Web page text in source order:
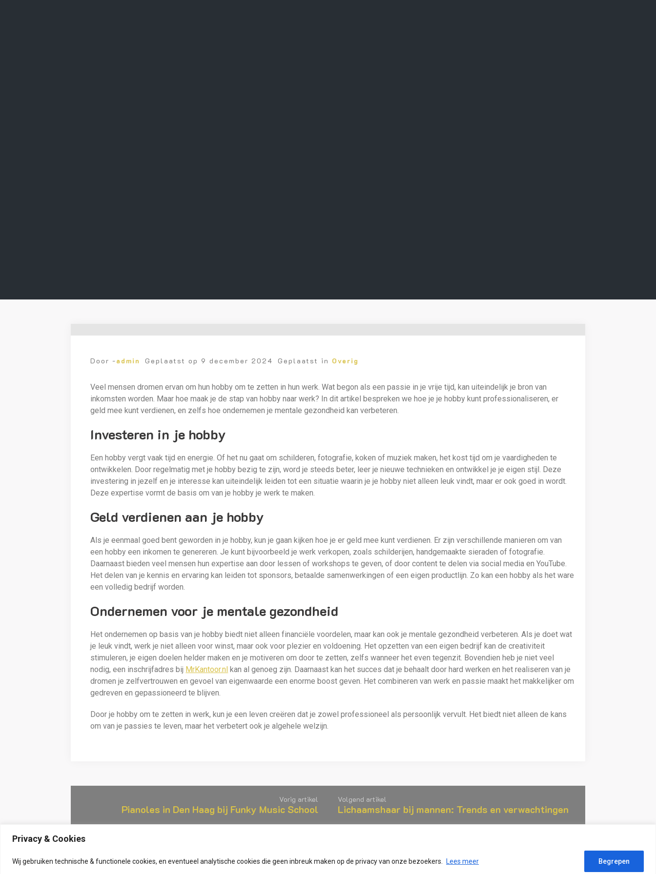
Privacy & Cookies
Wij gebruiken technische & functionele cookies, en eventueel analytische cookies die geen inbreuk maken op de privacy van onze bezoekers. Lees meer Begrepen
Door -admin Geplaatst op 9 december 2024 Geplaatst in Overig
Veel mensen dromen ervan om hun hobby om te zetten in hun werk. Wat begon als een passie in je vrije tijd, kan uiteindelijk je bron van
inkomsten worden. Maar hoe maak je de stap van hobby naar werk? In dit artikel bespreken we hoe je je hobby kunt professionaliseren, er
geld mee kunt verdienen, en zelfs hoe ondernemen je mentale gezondheid kan verbeteren.
Investeren in je hobby
Een hobby vergt vaak tijd en energie. Of het nu gaat om schilderen, fotografie, koken of muziek maken, het kost tijd om je vaardigheden te
ontwikkelen. Door regelmatig met je hobby bezig te zijn, word je steeds beter, leer je nieuwe technieken en ontwikkel je je eigen stijl. Deze
investering in jezelf en je interesse kan uiteindelijk leiden tot een situatie waarin je je hobby niet alleen leuk vindt, maar er ook goed in wordt.
Deze expertise vormt de basis om van je hobby je werk te maken.
Geld verdienen aan je hobby
Als je eenmaal goed bent geworden in je hobby, kun je gaan kijken hoe je er geld mee kunt verdienen. Er zijn verschillende manieren om van
een hobby een inkomen te genereren. Je kunt bijvoorbeeld je werk verkopen, zoals schilderijen, handgemaakte sieraden of fotografie.
Daarnaast bieden veel mensen hun expertise aan door lessen of workshops te geven, of door content te delen via social media en YouTube.
Het delen van je kennis en ervaring kan leiden tot sponsors, betaalde samenwerkingen of een eigen productlijn. Zo kan een hobby als het ware
een volledig bedrijf worden.
Ondernemen voor je mentale gezondheid
Het ondernemen op basis van je hobby biedt niet alleen financiële voordelen, maar kan ook je mentale gezondheid verbeteren. Als je doet wat
je leuk vindt, werk je niet alleen voor winst, maar ook voor plezier en voldoening. Het opzetten van een eigen bedrijf kan de creativiteit
stimuleren, je eigen doelen helder maken en je motiveren om door te zetten, zelfs wanneer het even tegenzit. Bovendien heb je niet veel
nodig, een inschrijfadres bij MrKantoor.nl kan al genoeg zijn. Daarnaast kan het succes dat je behaalt door hard werken en het realiseren van je
dromen je zelfvertrouwen en gevoel van eigenwaarde een enorme boost geven. Het combineren van werk en passie maakt het makkelijker om
gedreven en gepassioneerd te blijven.
Door je hobby om te zetten in werk, kun je een leven creëren dat je zowel professioneel als persoonlijk vervult. Het biedt niet alleen de kans
om van je passies te leven, maar het verbetert ook je algehele welzijn.
Vorig artikel
Pianoles in Den Haag bij Funky Music School
Volgend artikel
Lichaamshaar bij mannen: Trends en verwachtingen
Geef een reactie